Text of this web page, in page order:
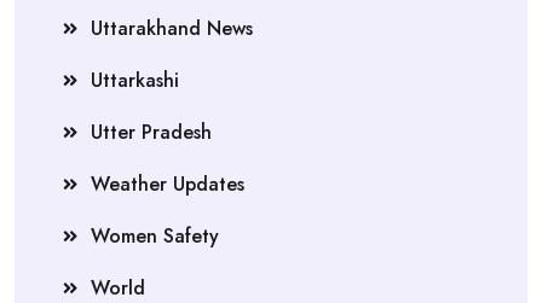
Uttarakhand News
Uttarkashi
Utter Pradesh
Weather Updates
Women Safety
World